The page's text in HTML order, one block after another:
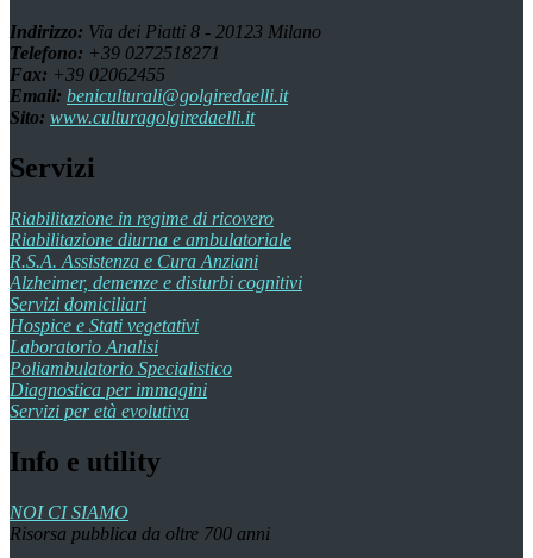
Indirizzo: Via dei Piatti 8 - 20123 Milano
Telefono: +39 0272518271
Fax: +39 02062455
Email: beniculturali@golgiredaelli.it
Sito: www.culturagolgiredaelli.it
Servizi
Riabilitazione in regime di ricovero
Riabilitazione diurna e ambulatoriale
R.S.A. Assistenza e Cura Anziani
Alzheimer, demenze e disturbi cognitivi
Servizi domiciliari
Hospice e Stati vegetativi
Laboratorio Analisi
Poliambulatorio Specialistico
Diagnostica per immagini
Servizi per età evolutiva
Info e utility
NOI CI SIAMO
Risorsa pubblica da oltre 700 anni